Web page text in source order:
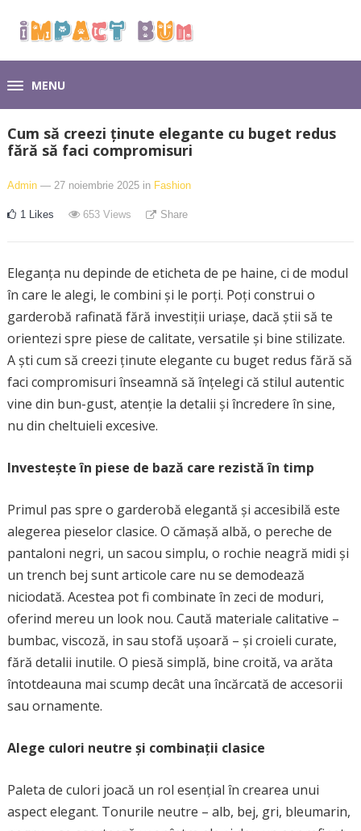
MENU
Cum să creezi ținute elegante cu buget redus
fără să faci compromisuri
Admin — 27 noiembrie 2025 in Fashion
1 Likes 653Views Share
Eleganța nu depinde de eticheta de pe haine, ci de modul
în care le alegi, le combini și le porți. Poți construi o
garderobă rafinată fără investiții uriașe, dacă știi să te
orientezi spre piese de calitate, versatile și bine stilizate.
A ști cum să creezi ținute elegante cu buget redus fără să
faci compromisuri înseamnă să înțelegi că stilul autentic
vine din bun-gust, atenție la detalii și încredere în sine,
nu din cheltuieli excesive.
Investește în piese de bază care rezistă în timp
Primul pas spre o garderobă elegantă și accesibilă este
alegerea pieselor clasice. O cămașă albă, o pereche de
pantaloni negri, un sacou simplu, o rochie neagră midi și
un trench bej sunt articole care nu se demodează
niciodată. Acestea pot fi combinate în zeci de moduri,
oferind mereu un look nou. Caută materiale calitative –
bumbac, viscoză, in sau stofă ușoară – și croieli curate,
fără detalii inutile. O piesă simplă, bine croită, va arăta
întotdeauna mai scump decât una încărcată de accesorii
sau ornamente.
Alege culori neutre și combinații clasice
Paleta de culori joacă un rol esențial în crearea unui
aspect elegant. Tonurile neutre – alb, bej, gri, bleumarin,